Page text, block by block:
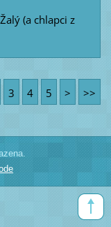
(a chlapci z
3 4 5 > >>